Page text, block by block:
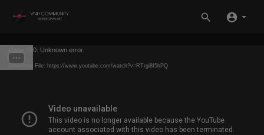
Code 150: Unknown error.
Download File: https://www.youtube.com/watch?v=RTrgi8I5hPQ